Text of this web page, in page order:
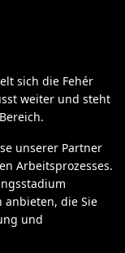
sich die Fehér
weiter und steht
unserer Partner
Arbeitsprozesses.
anbieten, die Sie
und